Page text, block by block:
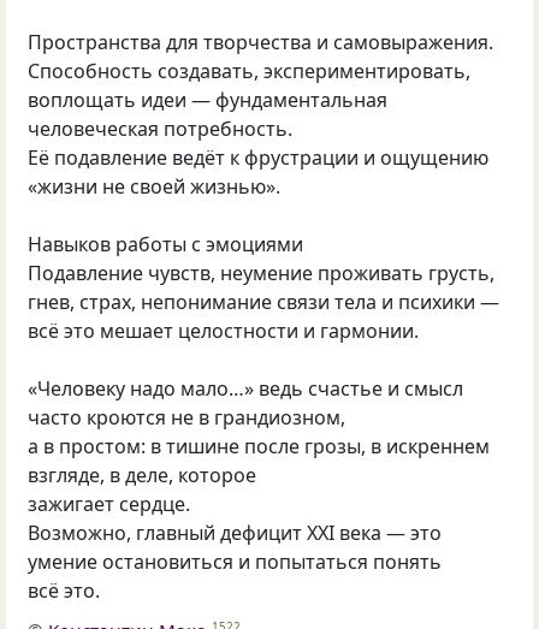
Пространства для творчества и самовыражения.
Способность создавать, экспериментировать,
воплощать идеи — фундаментальная
человеческая потребность.
Её подавление ведёт к фрустрации и ощущению
«жизни не своей жизнью».
Навыков работы с эмоциями
Подавление чувств, неумение проживать грусть,
гнев, страх, непонимание связи тела и психики —
всё это мешает целостности и гармонии.
«Человеку надо мало…» ведь счастье и смысл
часто кроются не в грандиозном,
а в простом: в тишине после грозы, в искреннем
взгляде, в деле, которое
зажигает сердце.
Возможно, главный дефицит XXI века — это
умение остановиться и попытаться понять
всё это.